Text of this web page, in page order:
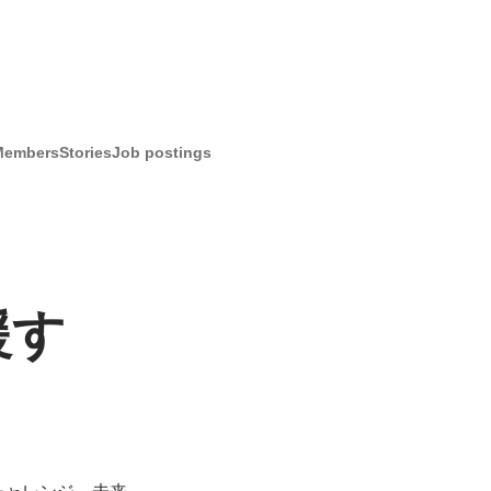
StoriesJob postings